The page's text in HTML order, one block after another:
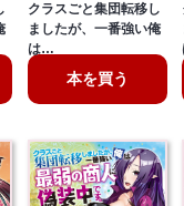
クラスごと集団転移し
ましたが、一番強い俺
は…
本を買う